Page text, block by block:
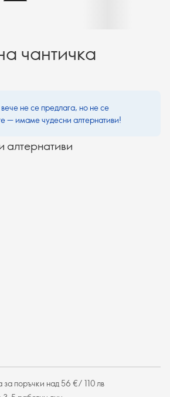
чантичка
не се предлага, но не се
— имаме чудесни алтернативи!
алтернативи
за поръчки над 56 €/ 110 лв